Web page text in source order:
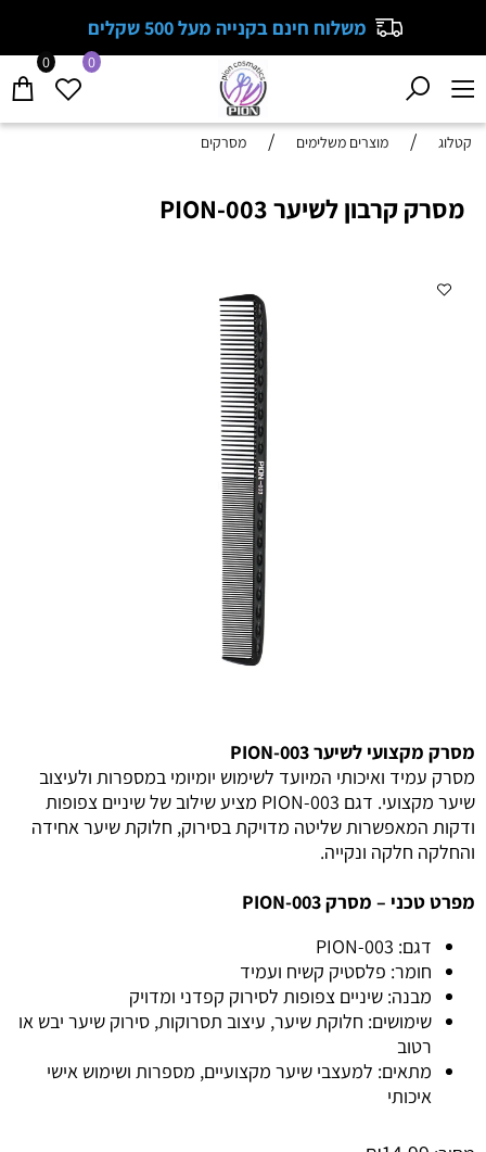
משלוח חינם בקנייה מעל 500 שקלים
0 0
קטלוג / מוצרים משלימים / מסרקים
מסרק קרבון לשיער PION-003
מסרק מקצועי לשיער PION-003
מסרק עמיד ואיכותי המיועד לשימוש יומיומי במספרות ולעיצוב
שיער מקצועי. דגם PION-003 מציע שילוב של שיניים צפופות
ודקות המאפשרות שליטה מדויקת בסירוק, חלוקת שיער אחידה
והחלקה חלקה ונקייה.
מפרט טכני – מסרק PION-003
דגם: PION-003
חומר: פלסטיק קשיח ועמיד
מבנה: שיניים צפופות לסירוק קפדני ומדויק
שימושים: חלוקת שיער, עיצוב תסרוקות, סירוק שיער יבש או
רטוב
מתאים: למעצבי שיער מקצועיים, מספרות ושימוש אישי
איכותי